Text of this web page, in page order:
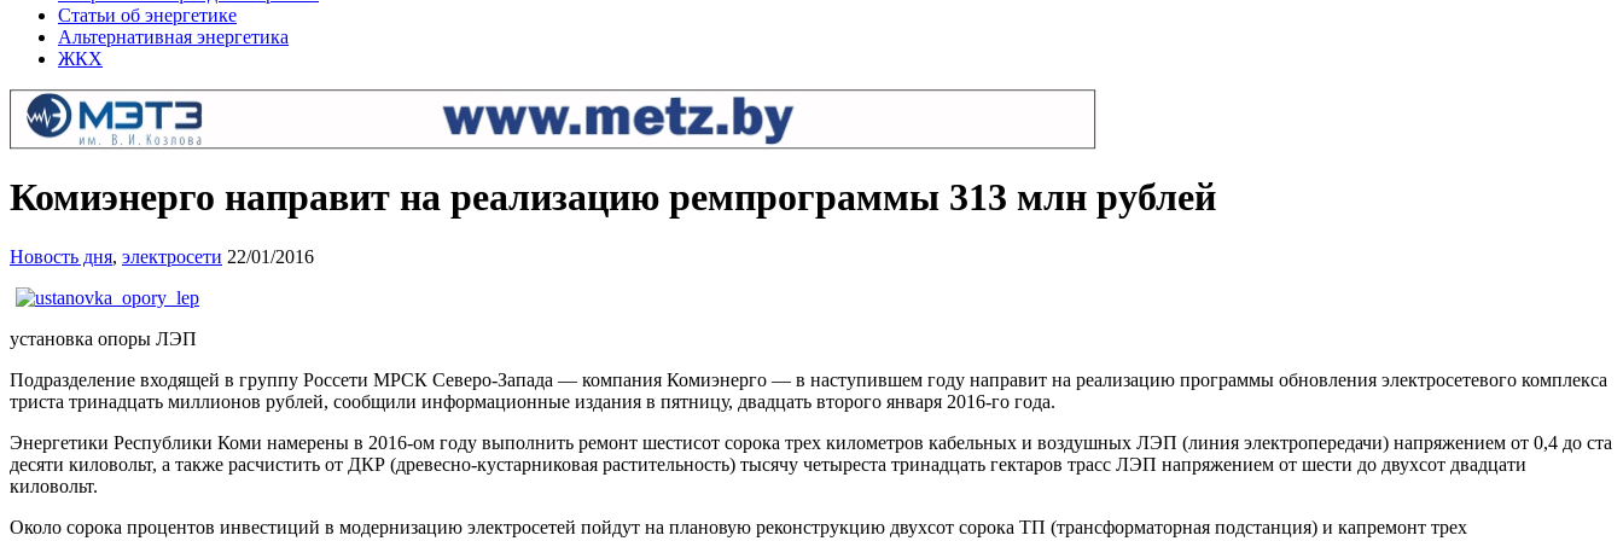
Статьи об энергетике
Альтернативная энергетика
ЖКХ
Комиэнерго направит на реализацию ремпрограммы 313 млн рублей
Новость дня, электросети 22/01/2016
установка опоры ЛЭП
Подразделение входящей в группу Россети МРСК Северо-Запада — компания Комиэнерго — в наступившем году направит на реализацию программы обновления электросетевого комплекса
триста тринадцать миллионов рублей, сообщили информационные издания в пятницу, двадцать второго января 2016-го года.
Энергетики Республики Коми намерены в 2016-ом году выполнить ремонт шестисот сорока трех километров кабельных и воздушных ЛЭП (линия электропередачи) напряжением от 0,4 до ста
десяти киловольт, а также расчистить от ДКР (древесно-кустарниковая растительность) тысячу четыреста тринадцать гектаров трасс ЛЭП напряжением от шести до двухсот двадцати
киловольт.
Около сорока процентов инвестиций в модернизацию электросетей пойдут на плановую реконструкцию двухсот сорока ТП (трансформаторная подстанция) и капремонт трех